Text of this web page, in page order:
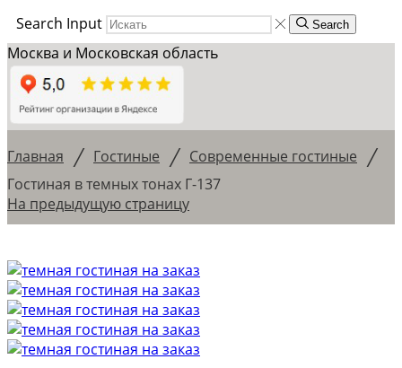
Search Input
Search
Москва и Московская область
Главная / Гостиные / Современные гостиные /
Гостиная в темных тонах Г-137
На предыдущую страницу